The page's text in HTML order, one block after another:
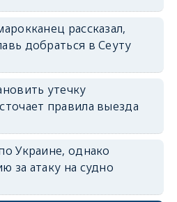
рассказал,
добраться в Сеуту
утечку
правила выезда
Украине, однако
за атаку на судно